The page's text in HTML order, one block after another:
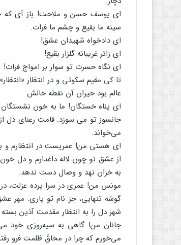
ای یوسف حسن و ملاحت! باز آی که
سینه ما بقیع و چشم ما فرات.
ای دادخواه شهیدان عشق!
ای زائر غریبانه گلزار بقیع!
ای نگاه حسرت تو سوار بر امواج فرات!
تا کی مقیم سکوتی و در انتظار
عالم بود حیران آن نقطه خالش
ای پناه خستگان! ما به خون
جانسوز تو می سوزد. قامت رعنای دل
می‌خواند.
ای هستی من! عمریست در انتظارم و
از عشق تو چون لاله داغدارم و دل
به خزان نهد و وصال دست ندهد.
مونس من! عمری در سرا پرده عزلت، در
گوشه تنهایی، جز نام تو یاری. مهر
شهر دل را به انتظار مقدمت آذین
جانان من! گاهی به سیه‌روزی خود
می‌خورم که چرا در محاقّ ظلمت فرو